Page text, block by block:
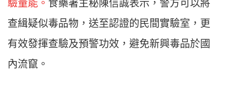
驗量能。 食藥署主秘陳信誠表示，警方可以將
查緝疑似毒品物，送至認證的民間實驗室，更
有效發揮查驗及預警功效，避免新興毒品於國
內流竄。